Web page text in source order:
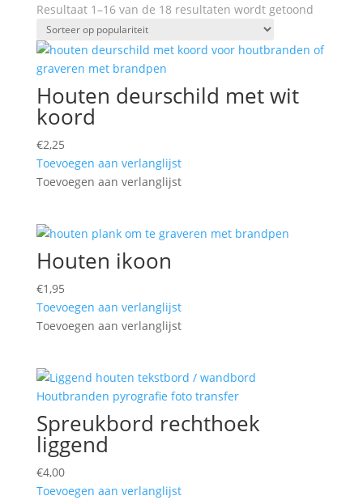
Resultaat 1–16 van de 18 resultaten wordt getoond
Houten deurschild met wit
koord
€2,25
Toevoegen aan verlanglijst
Toevoegen aan verlanglijst
Houten ikoon
€1,95
Toevoegen aan verlanglijst
Toevoegen aan verlanglijst
Spreukbord rechthoek
liggend
€4,00
Toevoegen aan verlanglijst